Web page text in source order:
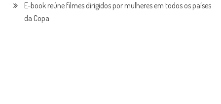
E-book reúne filmes dirigidos por mulheres em todos os países
da Copa